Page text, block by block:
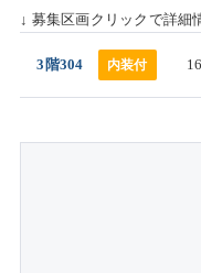
↓ 募集区画クリックで詳細
3階304 内装付